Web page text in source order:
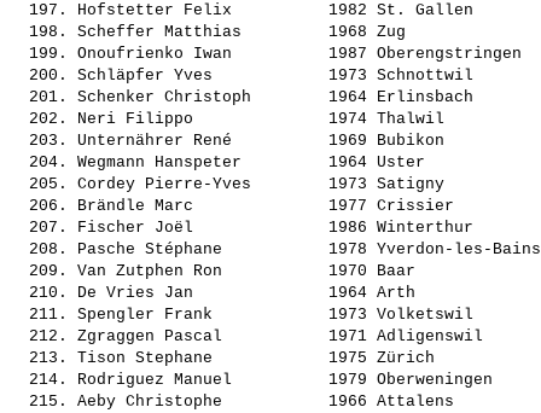
  197.
Hofstetter Felix
1982 St. Gallen
  198.
Scheffer Matthias
1968 Zug
  199.
Onoufrienko Iwan
1987
  200.
Schläpfer Yves
1973 Schnottwil
  201.
Schenker Christoph
1964 Erlinsbach
  202.
Neri Filippo
1974 Thalwil
  203.
Unternährer René
1969 Bubikon
  204.
Wegmann Hanspeter
1964 Uster
  205.
Cordey Pierre-Yves
1973 Satigny
  206.
Brändle Marc
1977 Crissier
  207.
Fischer Joël
1986 Winterthur
  208.
Pasche Stéphane
1978 Yverdon-les-
  209.
Van Zutphen Ron
1970 Baar
  210.
De Vries Jan
1964 Arth
  211.
Spengler Frank
1973 Volketswil
  212.
Zgraggen Pascal
1971 Adligenswil
  213.
Tison Stephane
1975 Zürich
  214.
Rodriguez Manuel
1979
  215.
Aeby Christophe
1966 Attalens